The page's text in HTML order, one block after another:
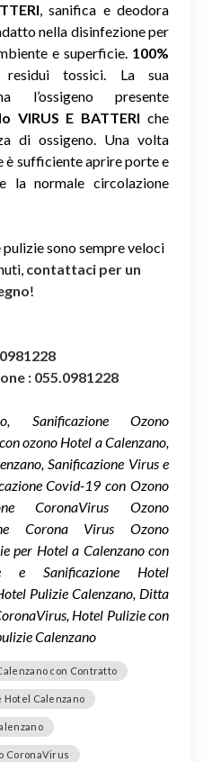
, sanifica e deodora
nella disinfezione per
e superficie. 100%
tossici. La sua
l’ossigeno presente
VIRUS E BATTERI che
di ossigeno. Una volta
è sufficiente aprire porte e
la normale circolazione
sono sempre veloci
contattaci per un
!
: 055.0981228
Sanificazione Ozono
ozono Hotel a Calenzano,
Sanificazione Virus e
Covid-19 con Ozono
CoronaVirus Ozono
Corona Virus Ozono
per Hotel a Calenzano con
e Sanificazione Hotel
Pulizie Calenzano, Ditta
Hotel Pulizie con
Calenzano
con Contratto
Hotel Calenzano
CoronaVirus